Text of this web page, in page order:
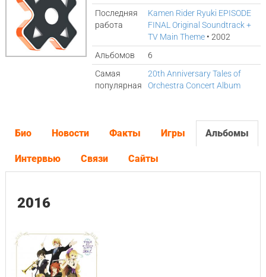
Последняя
работа
Kamen Rider Ryuki EPISODE
FINAL Original Soundtrack +
TV Main Theme • 2002
Альбомов
6
Самая
популярная
20th Anniversary Tales of
Orchestra Concert Album
Био Новости Факты Игры Альбомы
Интервью Связи Сайты
2016